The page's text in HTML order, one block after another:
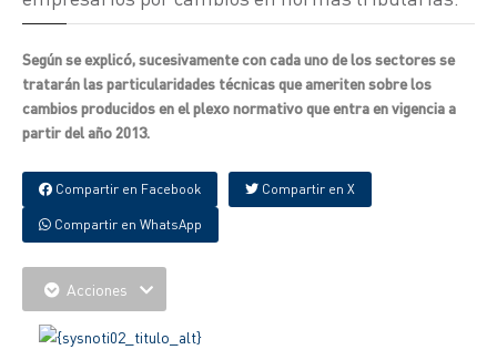
Según se explicó, sucesivamente con cada uno de los sectores se
tratarán las particularidades técnicas que ameriten sobre los
cambios producidos en el plexo normativo que entra en vigencia a
partir del año 2013.
Compartir en Facebook Compartir en X
Compartir en WhatsApp
Acciones